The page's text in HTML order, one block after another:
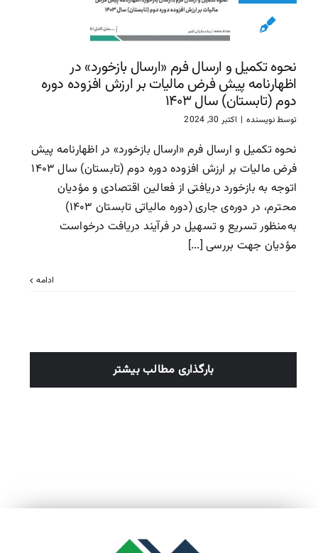
سازمان امور مالیاتی
نحوه تکمیل و ارسال فرم «ارسال بازخورد» در
اظهارنامه پیش فرض مالیات بر ارزش افزوده دوره
دوم (تابستان) سال ۱۴۰۳
توسطنویسنده | اکتبر 30, 2024
نحوه تکمیل و ارسال فرم «ارسال بازخورد» در اظهارنامه پیش
فرض مالیات بر ارزش افزوده دوره دوم (تابستان) سال ۱۴۰۳
اتوجه به بازخورد دریافتی از فعالین اقتصادی و مؤدیان
محترم، در دوره‌ی جاری (دوره مالیاتی تابستان ۱۴۰۳)
به‌منظور تسریع و تسهیل در فرآیند دریافت درخواست
مؤدیان جهت بررسی [...]
ادامه
بارگذاری مطالب بیشتر